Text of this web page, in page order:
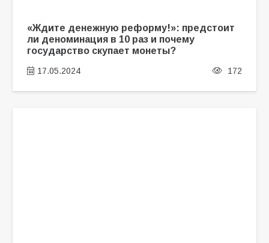
«Ждите денежную реформу!»: предстоит
ли деноминация в 10 раз и почему
государство скупает монеты?
17.05.2024 172